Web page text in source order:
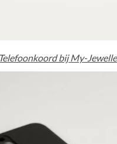
Telefoonkoord bij My-